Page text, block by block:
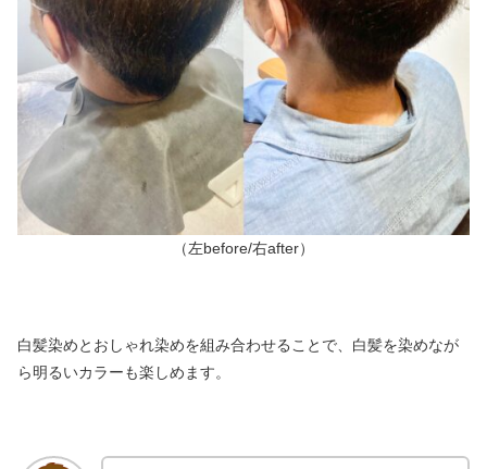
（左before/右after）
白髪染めとおしゃれ染めを組み合わせることで、白髪を染めなが
ら明るいカラーも楽しめます。